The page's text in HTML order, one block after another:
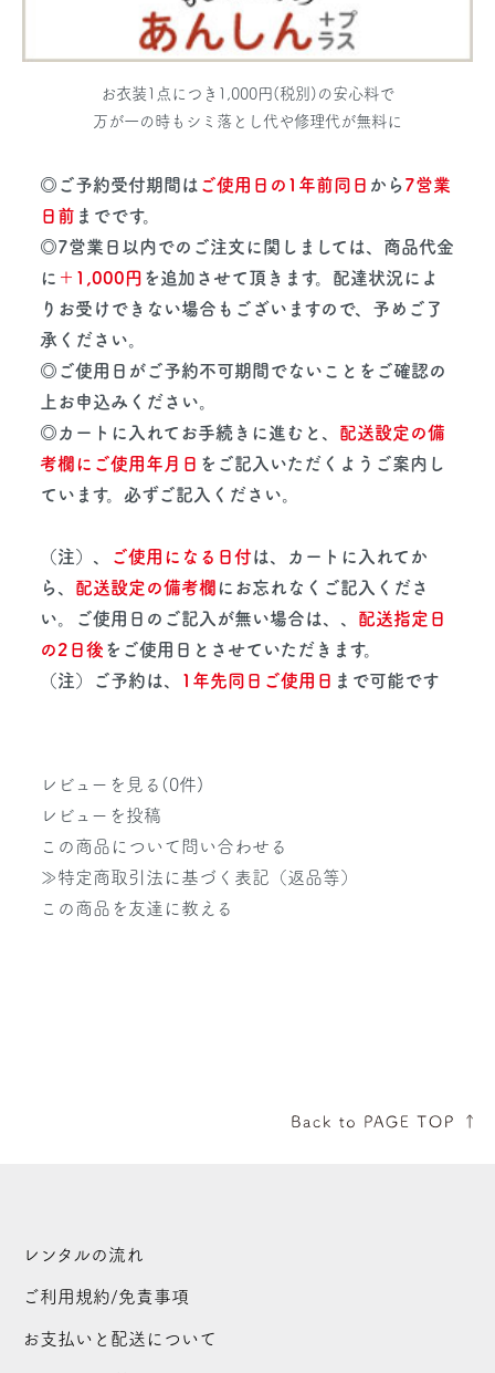
お衣装1点につき1,000円(税別)の安心料で
万が一の時もシミ落とし代や修理代が無料に
◎ご予約受付期間は ご使用日の1年前同日 から7営業
日前 までです。
◎7営業日以内でのご注文に関しましては、商品代金
に ＋1,000円 を追加させて頂きます。配達状況によ
りお受けできない場合もございますので、予めご了
承ください。
◎ご使用日がご予約不可期間でないことをご確認の
上お申込みください。
◎カートに入れてお手続きに進むと、 配送設定の備
考欄にご使用年月日 をご記入いただくようご案内し
ています。必ずご記入ください。
（注）、 ご使用になる日付は、カートに入れてか
ら、 配送設定の備考欄 にお忘れなくご記入くださ
い。ご使用日のご記入が無い場合は、、 配送指定日
の2日後 をご使用日とさせていただきます。
（注）ご予約は、
1年先同日ご使用日 まで可能です
レビューを見る(0件)
レビューを投稿
この商品について問い合わせる
≫特定商取引法に基づく表記（返品等）
この商品を友達に教える
レンタルの流れ
ご利用規約/免責事項
お支払いと配送について